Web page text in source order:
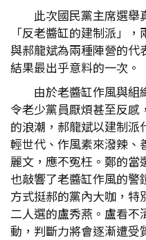
此次國民黨主席選舉
「反老醬缸的建制派」
與郝龍斌為兩種陣營的代
結果最出乎意料的一次。
由於老醬缸作風與組
令老少黨員厭煩甚至反感
的浪潮，郝龍斌以建制
輕世代、作風素來潑辣、
麗文，應不冤枉。鄭的當
也敲響了老醬缸作風的警
方式挺郝的黨內大咖，特
二人選的盧秀燕。盧看
動，判斷力將會逐漸遭受